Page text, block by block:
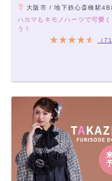
大阪市 / 地下鉄心斎橋駅4B出口大丸側より南へ、なんば駅14番出口より北へ徒歩2分（グリコ・かに道楽の看板近くの御堂筋沿いドンキホーテ向かいの2Fに一蘭がある
ハカマもキモノハーツで可愛く
う！
（